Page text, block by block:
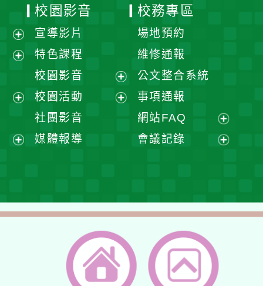
展
單
選
選
單
校園影音
宣導影片
特色課程
校園影音
展
開
校園活動
社團影音
媒體報導
校務專區
場地預約
維修通報
公文整合系統
事項通報
網站FAQ
展
開
會議記錄
單